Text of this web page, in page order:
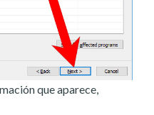
que aparece,